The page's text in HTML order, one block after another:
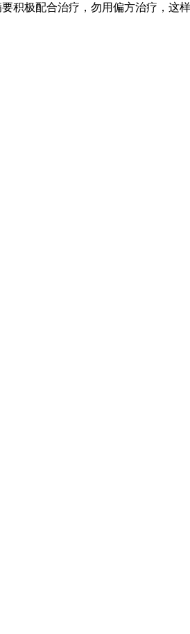
配合治疗，勿用偏方治疗，这样